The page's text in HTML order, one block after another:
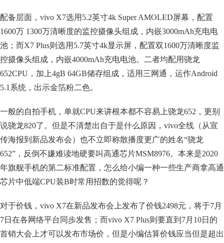
配备层面，vivo X7选用5.2英寸4k Super AMOLED屏幕，配置
1600万 1300万清晰度的监控摄像头组成，内嵌3000mAh充电电
池；而X7 Plus则选用5.7英寸4k显示屏，配置双1600万清晰度监
控摄像头组成，内嵌4000mAh充电电池。二者均配用骁龙
652CPU，加上4gB 64GB储存组成，适用三网通，运作Android
5.1系统，出示金箔粉二色。
一般的自拍手机，单就CPU来讲根本都不容易上骁龙652，更别
说骁龙820了。但是不清楚出自于是什么原因，vivo全线（从宣
传海报到新品发布会）也不立即称散播度更广的姓名“骁龙
652”，反倒不嫌难读地硬要叫高通芯片MSM8976。本来是2020
年旗舰手机的第二标准配置，怎么给小编一种一些生产商拿高通
芯片中低端CPU装B时常用招数的觉得呢？
对于价钱，vivo X7在新品发布会上发布了价钱2498元，将于7月
7日在各网络平台同歩发售；而vivo X7 Plus则要直到7月10日的
首销大会上才可以发布市场价，但是小编估算价钱应当但是超出